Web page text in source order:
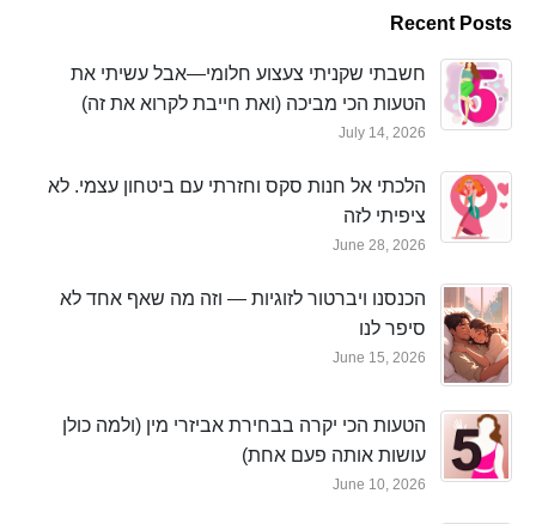
Recent Posts
חשבתי שקניתי צעצוע חלומי—אבל עשיתי את
הטעות הכי מביכה (ואת חייבת לקרוא את זה)
July 14, 2026
הלכתי אל חנות סקס וחזרתי עם ביטחון עצמי. לא
ציפיתי לזה
June 28, 2026
הכנסנו ויברטור לזוגיות — וזה מה שאף אחד לא
סיפר לנו
June 15, 2026
הטעות הכי יקרה בבחירת אביזרי מין (ולמה כולן
עושות אותה פעם אחת)
June 10, 2026